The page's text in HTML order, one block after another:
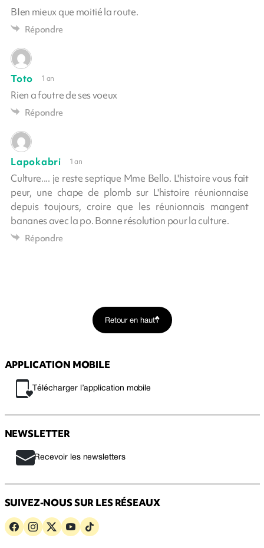
BIen mieux que moitié la route.
Répondre
Toto 1 an
Rien a foutre de ses voeux
Répondre
Lapokabri 1 an
Culture.... je reste septique Mme Bello. L'histoire vous fait
peur, une chape de plomb sur L'histoire réunionnaise
depuis toujours, croire que les réunionnais mangent
bananes avec la po. Bonne résolution pour la culture.
Répondre
Retour en haut
APPLICATION MOBILE
Télécharger l’application mobile
NEWSLETTER
Recevoir les newsletters
SUIVEZ-NOUS SUR LES RÉSEAUX